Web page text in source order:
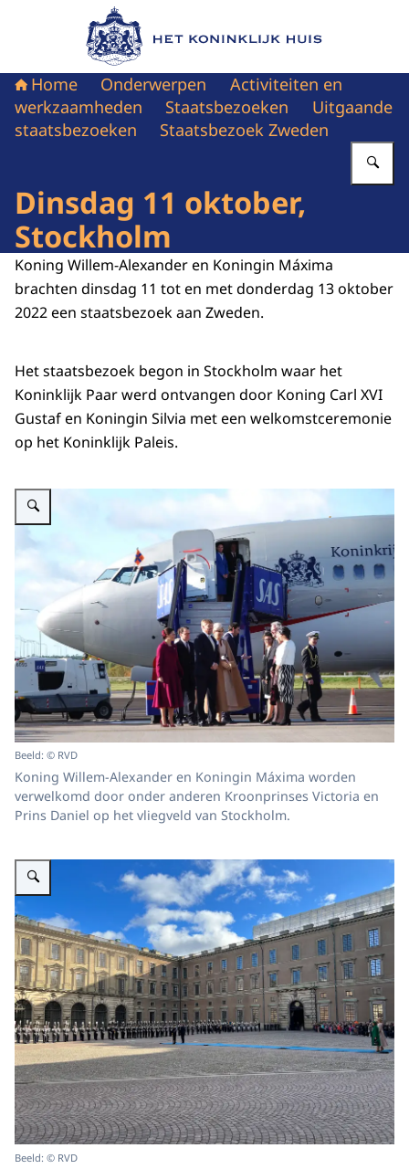
Naar de homepage van Het Koninklijk Huis
Home Onderwerpen
Activiteiten en
werkzaamheden
Staatsbezoeken
Uitgaande
staatsbezoeken
Staatsbezoek Zweden
Dinsdag 11 oktober,
Stockholm
Koning Willem-Alexander en Koningin Máxima
brachten dinsdag 11 tot en met donderdag 13 oktober
2022 een staatsbezoek aan Zweden.
Het staatsbezoek begon in Stockholm waar het
Koninklijk Paar werd ontvangen door Koning Carl XVI
Gustaf en Koningin Silvia met een welkomstceremonie
op het Koninklijk Paleis.
Vergroot afbeelding Aankomst Koninklijk Willem-Alexander en Koningin
Beeld: © RVD
Koning Willem-Alexander en Koningin Máxima worden
verwelkomd door onder anderen Kroonprinses Victoria en
Prins Daniel op het vliegveld van Stockholm.
Vergroot afbeelding Het Koninklijk Paar wordt ontvangen door Koning
Beeld: © RVD